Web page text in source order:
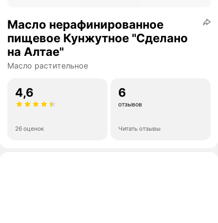
Масло нерафинированное
пищевое Кунжутное "Сделано
на Алтае"
Масло растительное
4,6
26 оценок
6
отзывов
Читать отзывы